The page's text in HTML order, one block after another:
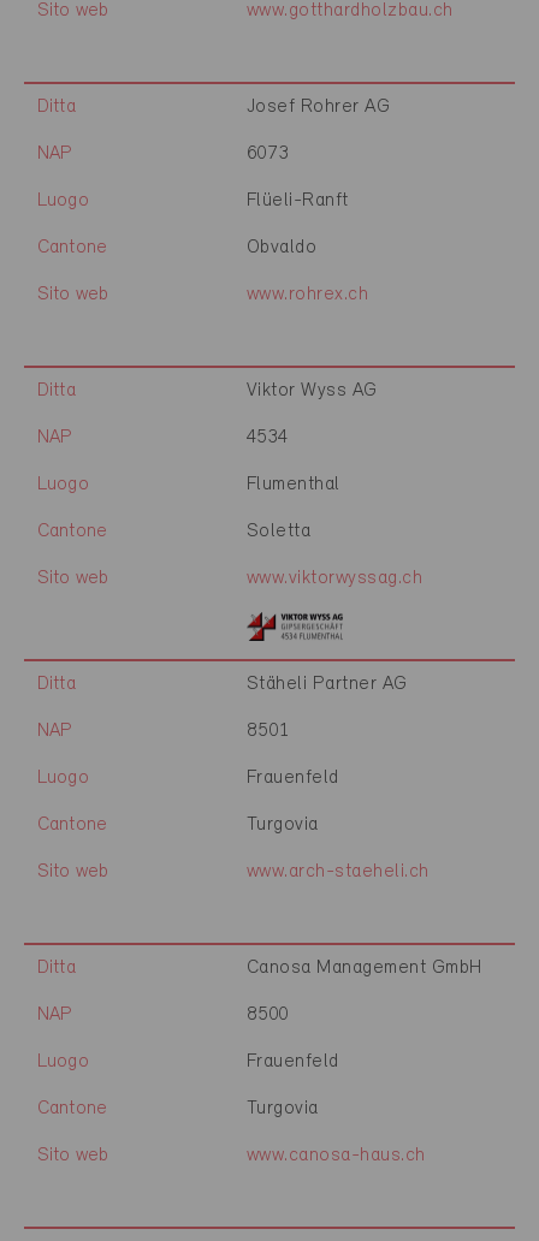
Sito web www.gotthardholzbau.ch
Ditta Josef Rohrer AG
NAP 6073
Luogo Flüeli-Ranft
Cantone Obvaldo
Sito web www.rohrex.ch
Ditta Viktor Wyss AG
NAP 4534
Luogo Flumenthal
Cantone Soletta
Sito web www.viktorwyssag.ch
Ditta Stäheli Partner AG
NAP 8501
Luogo Frauenfeld
Cantone Turgovia
Sito web www.arch-staeheli.ch
Ditta Canosa Management GmbH
NAP 8500
Luogo Frauenfeld
Cantone Turgovia
Sito web www.canosa-haus.ch